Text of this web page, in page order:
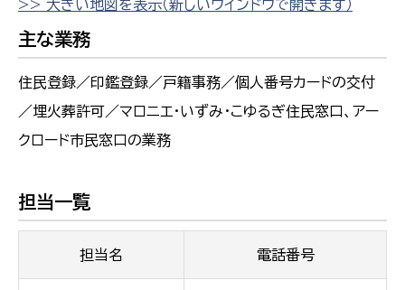
>> 大きい地図を表示（新しいウインドウで開きます）
主な業務
住民登録／印鑑登録／戸籍事務／個人番号カードの交付
／埋火葬許可／マロニエ・いずみ・こゆるぎ住民窓口、アー
クロード市民窓口の業務
担当一覧
担当名 電話番号